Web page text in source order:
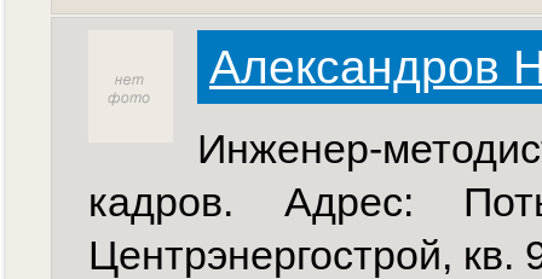
Александров
Инженер-
кадров. Адрес:
Центрэнергострой,